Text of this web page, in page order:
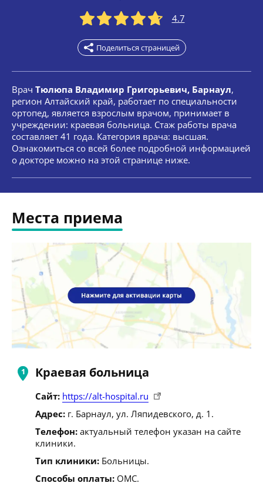
4.7
Поделиться страницей
Врач Тюлюпа Владимир Григорьевич, Барнаул,
регион Алтайский край, работает по специальности
ортопед, является взрослым врачом, принимает в
учреждении: краевая больница. Стаж работы врача
составляет 41 года. Категория врача: высшая.
Ознакомиться со всей более подробной информацией
о докторе можно на этой странице ниже.
Места приема
Краевая больница
Сайт: https://alt-hospital.ru
Адрес: г. Барнаул, ул. Ляпидевского, д. 1.
Телефон: актуальный телефон указан на сайте
клиники.
Тип клиники: Больницы.
Способы оплаты: ОМС.